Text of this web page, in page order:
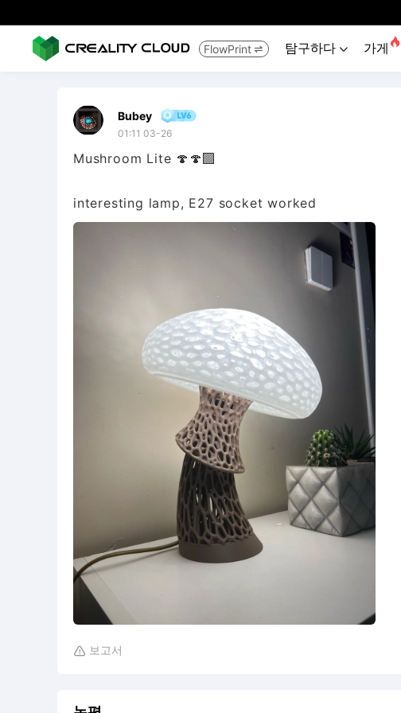
FlowPrint  탐구하다  가게 
Bubey
01:11 03-26
Mushroom Lite 🍄🍄‍🟫
interesting lamp, E27 socket worked
 보고서